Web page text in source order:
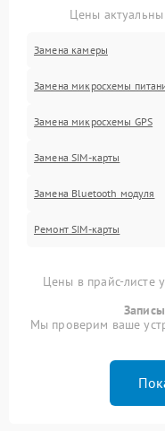
Цены
Замена камеры
Замена микросхемы
Замена микросхемы GPS
Замена SIM-карты
Замена Bluetooth модуля
Ремонт SIM-карты
Цены в прайс-листе
Мы проверим ваше